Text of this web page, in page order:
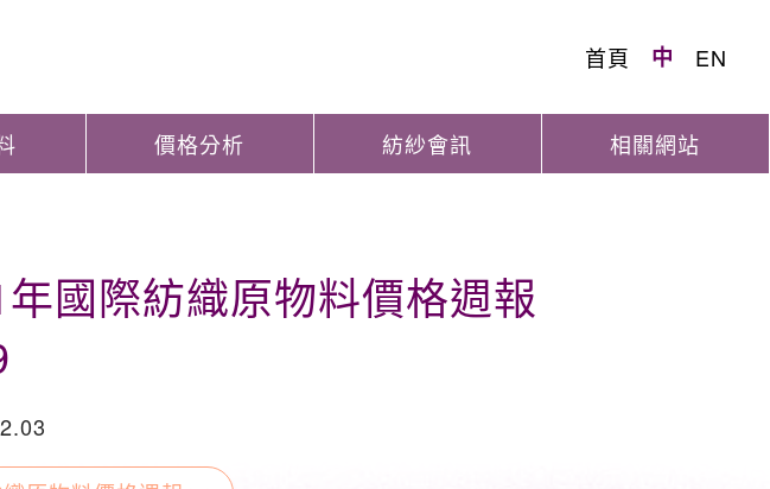
首頁 中 EN
價格分析 紡紗會訊 相關網站
國際紡織原物料價格週報